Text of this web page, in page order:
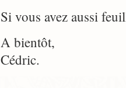
Si vous avez aussi
A bientôt,
Cédric.